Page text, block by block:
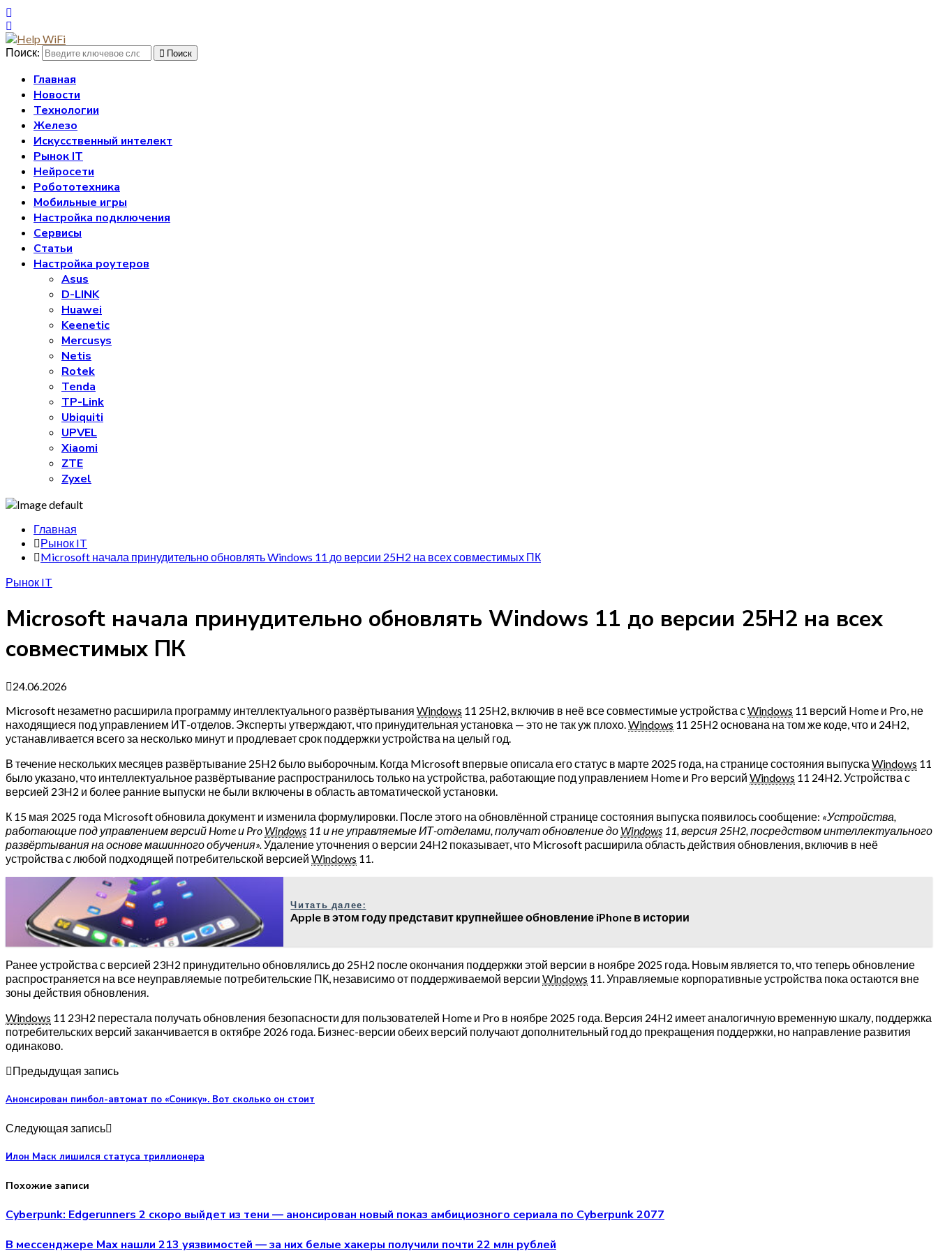
Поиск: Поиск
Главная
Новости
Технологии
Железо
Искусственный интелект
Рынок IT
Нейросети
Робототехника
Мобильные игры
Настройка подключения
Сервисы
Статьи
Настройка роутеров
Asus
D-LINK
Huawei
Keenetic
Mercusys
Netis
Rotek
Tenda
TP-Link
Ubiquiti
UPVEL
Xiaomi
ZTE
Zyxel
Главная
Рынок IT
Microsoft начала принудительно обновлять Windows 11 до версии 25H2 на всех совместимых ПК
Рынок IT
Microsoft начала принудительно обновлять Windows 11 до версии 25H2 на всех
совместимых ПК
24.06.2026
Microsoft незаметно расширила программу интеллектуального развёртывания Windows 11 25H2, включив в неё все совместимые устройства сWindows 11 версий Home и Pro, не
находящиеся под управлением ИТ-отделов. Эксперты утверждают, что принудительная установка — это не так уж плохо.Windows 11 25H2 основана на том же коде, что и 24H2,
устанавливается всего за несколько минут и продлевает срок поддержки устройства на целый год.
В течение нескольких месяцев развёртывание 25H2 было выборочным. Когда Microsoft впервые описала его статус в марте 2025 года, на странице состояния выпуска Windows 11
было указано, что интеллектуальное развёртывание распространилось только на устройства, работающие под управлением Home и Pro версий Windows 11 24H2. Устройства с
версией 23H2 и более ранние выпуски не были включены в область автоматической установки.
К 15 мая 2025 года Microsoft обновила документ и изменила формулировки. После этого на обновлённой странице состояния выпуска появилось сообщение: «Устройства,
работающие под управлением версий Home и Pro Windows 11 и не управляемые ИТ-отделами, получат обновление до Windows 11, версия 25H2, посредством интеллектуального
развёртывания на основе машинного обучения».Удаление уточнения о версии 24H2 показывает, что Microsoft расширила область действия обновления, включив в неё
устройства с любой подходящей потребительской версией Windows 11.
Читать далее:
Apple в этом году представит крупнейшее обновление iPhone в истории
Ранее устройства с версией 23H2 принудительно обновлялись до 25H2 после окончания поддержки этой версии в ноябре 2025 года. Новым является то, что теперь обновление
распространяется на все неуправляемые потребительские ПК, независимо от поддерживаемой версии Windows 11. Управляемые корпоративные устройства пока остаются вне
зоны действия обновления.
Windows 11 23H2 перестала получать обновления безопасности для пользователей Home и Pro в ноябре 2025 года. Версия 24H2 имеет аналогичную временную шкалу, поддержка
потребительских версий заканчивается в октябре 2026 года. Бизнес-версии обеих версий получают дополнительный год до прекращения поддержки, но направление развития
одинаково.
Предыдущая запись
Анонсирован пинбол-автомат по «Сонику». Вот сколько он стоит
Следующая запись
Илон Маск лишился статуса триллионера
Похожие записи
Cyberpunk: Edgerunners 2 скоро выйдет из тени — анонсирован новый показ амбициозного сериала по Cyberpunk 2077
В мессенджере Max нашли 213 уязвимостей — за них белые хакеры получили почти 22 млн рублей